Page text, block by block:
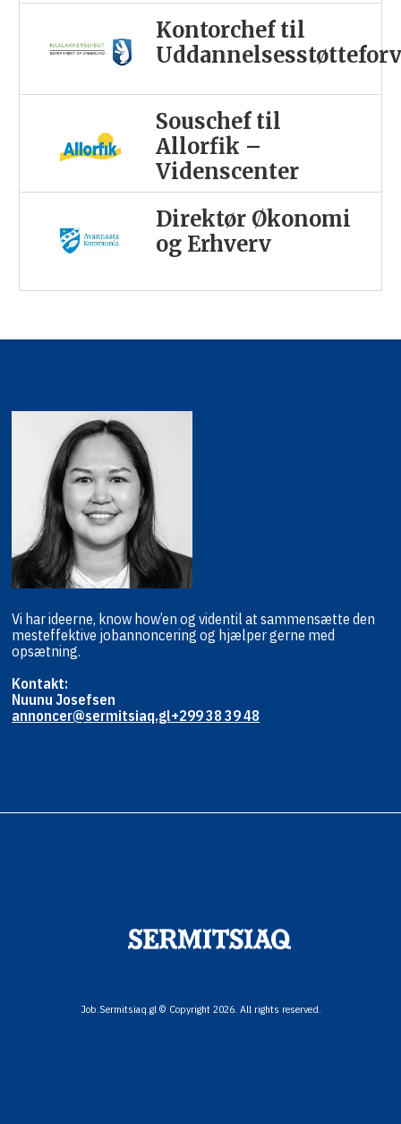
Kontorchef til
Souschef til
Allorfik –
Videnscenter
Direktør Økonomi
og Erhverv
Vi har ideerne, know how’en og videntil at sammensætte den
mesteffektive jobannoncering og hjælpergerne med
opsætning.
Kontakt:
Nuunu Josefsen
annoncer@sermitsiaq.gl+299 38 39 48
Job.Sermitsiaq.gl © Copyright 2026. All rights reserved.